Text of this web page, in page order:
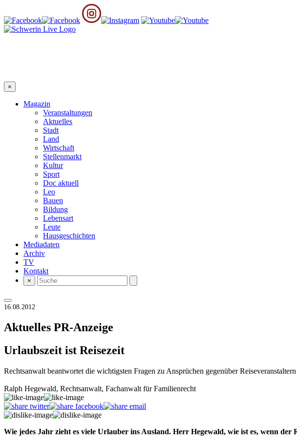
×
Magazin
Veranstaltungen
Aktuelles
Stadt
Land
Wirtschaft
Stellenmarkt
Kultur
Sport
Doc aktuell
Leo
Bauen
Bildung
Lebensart
Leute
Hausgeschichten
Mediadaten
Archiv
TV
Kontakt
×
16.08.2012
Aktuelles PR-Anzeige
Urlaubszeit ist Reisezeit
Rechtsanwalt beantwortet die wichtigsten Fragen zu Ansprüchen gegenüber Reiseveranstaltern
Ralph Hegewald, Rechtsanwalt, Fachanwalt für Familienrecht
Wie jedes Jahr zieht es viele Urlauber ins Ausland. Herr Hegewald, wie ist es, wenn